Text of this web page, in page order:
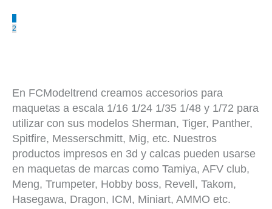
2
En FCModeltrend creamos accesorios para
maquetas a escala 1/16 1/24 1/35 1/48 y 1/72 para
utilizar con sus modelos Sherman, Tiger, Panther,
Spitfire, Messerschmitt, Mig, etc. Nuestros
productos impresos en 3d y calcas pueden usarse
en maquetas de marcas como Tamiya, AFV club,
Meng, Trumpeter, Hobby boss, Revell, Takom,
Hasegawa, Dragon, ICM, Miniart, AMMO etc.